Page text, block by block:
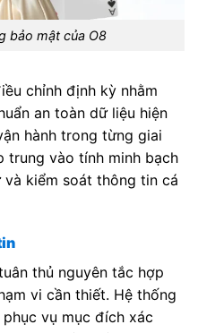
bảo mật của O8
chỉnh định kỳ nhằm
an toàn dữ liệu hiện
hành trong từng giai
trung vào tính minh bạch
kiểm soát thông tin cá
thủ nguyên tắc hợp
vi cần thiết. Hệ thống
vụ mục đích xác